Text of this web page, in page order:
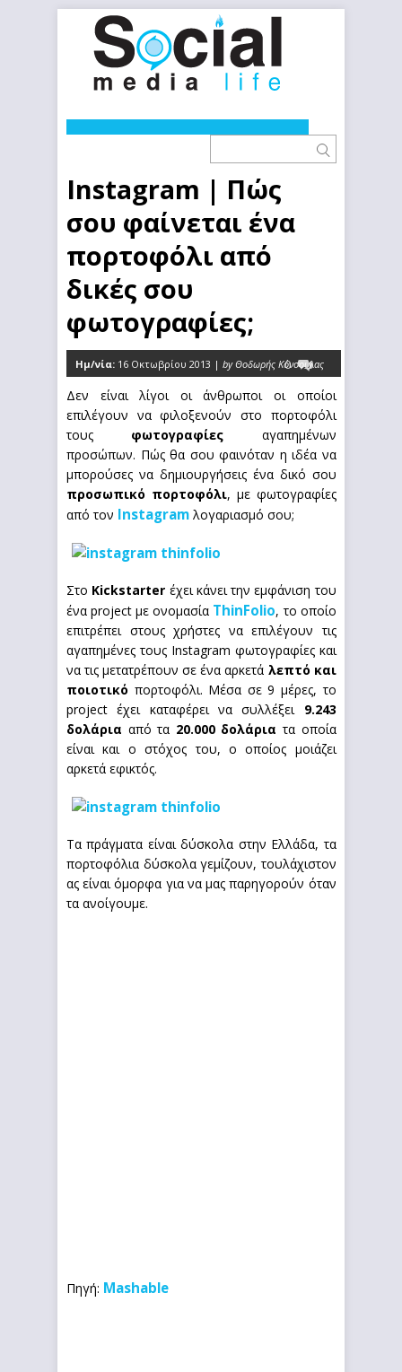
Instagram | Πώς
σου φαίνεται ένα
πορτοφόλι από
δικές σου
φωτογραφίες;
Ημ/νία: 16 Οκτωβρίου 2013 | by Θοδωρής Κόνσουλας
0
Δεν είναι λίγοι οι άνθρωποι οι οποίοι
επιλέγουν να φιλοξενούν στο πορτοφόλι
τους φωτογραφίες αγαπημένων
προσώπων. Πώς θα σου φαινόταν η ιδέα να
μπορούσες να δημιουργήσεις ένα δικό σου
προσωπικό πορτοφόλι, με φωτογραφίες
από τον Instagram λογαριασμό σου;
Στο Kickstarter έχει κάνει την εμφάνιση του
ένα project με ονομασία ThinFolio, το οποίο
επιτρέπει στους χρήστες να επιλέγουν τις
αγαπημένες τους Instagram φωτογραφίες και
να τις μετατρέπουν σε ένα αρκετά λεπτό και
ποιοτικό πορτοφόλι. Μέσα σε 9 μέρες, το
project έχει καταφέρει να συλλέξει 9.243
δολάρια από τα 20.000 δολάρια τα οποία
είναι και ο στόχος του, ο οποίος μοιάζει
αρκετά εφικτός.
Τα πράγματα είναι δύσκολα στην Ελλάδα, τα
πορτοφόλια δύσκολα γεμίζουν, τουλάχιστον
ας είναι όμορφα για να μας παρηγορούν όταν
τα ανοίγουμε.
Πηγή: Mashable